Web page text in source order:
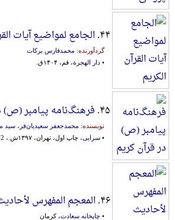
۴۴. الجامع لمواضیع آیات
گردآورنده: محمدفارس برکات
• دار الهجرة، قم، ۱۴۰۴ق.
۴۵. فرهنگ‌نامه پیامبر (ص)
نویسنده: محمد‌جعفر سعیدیان‌فر ، سید
• سرایی، چاپ اول، تهران، ۱۳۹۷ش.، 2 جلد
۴۶. المعجم المفهرس
• چاپخانه سعادت، کرمان